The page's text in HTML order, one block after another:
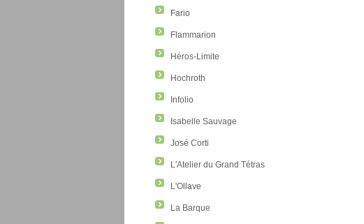
Fario
Flammarion
Héros-Limite
Hochroth
Infolio
Isabelle Sauvage
José Corti
L'Atelier du Grand Tétras
L'Ollave
La Barque